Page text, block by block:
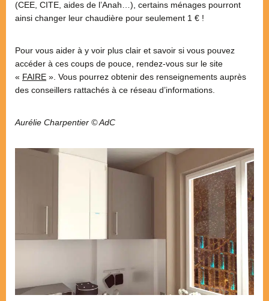
(CEE, CITE, aides de l’Anah…), certains ménages pourront
ainsi changer leur chaudière pour seulement 1 € !
Pour vous aider à y voir plus clair et savoir si vous pouvez
accéder à ces coups de pouce, rendez-vous sur le site
« FAIRE ». Vous pourrez obtenir des renseignements auprès
des conseillers rattachés à ce réseau d’informations.
Aurélie Charpentier © AdC